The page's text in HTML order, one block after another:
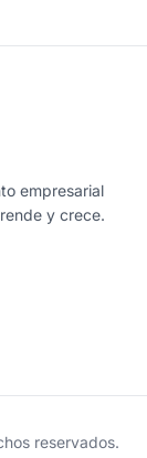
empresarial
y crece.
reservados.